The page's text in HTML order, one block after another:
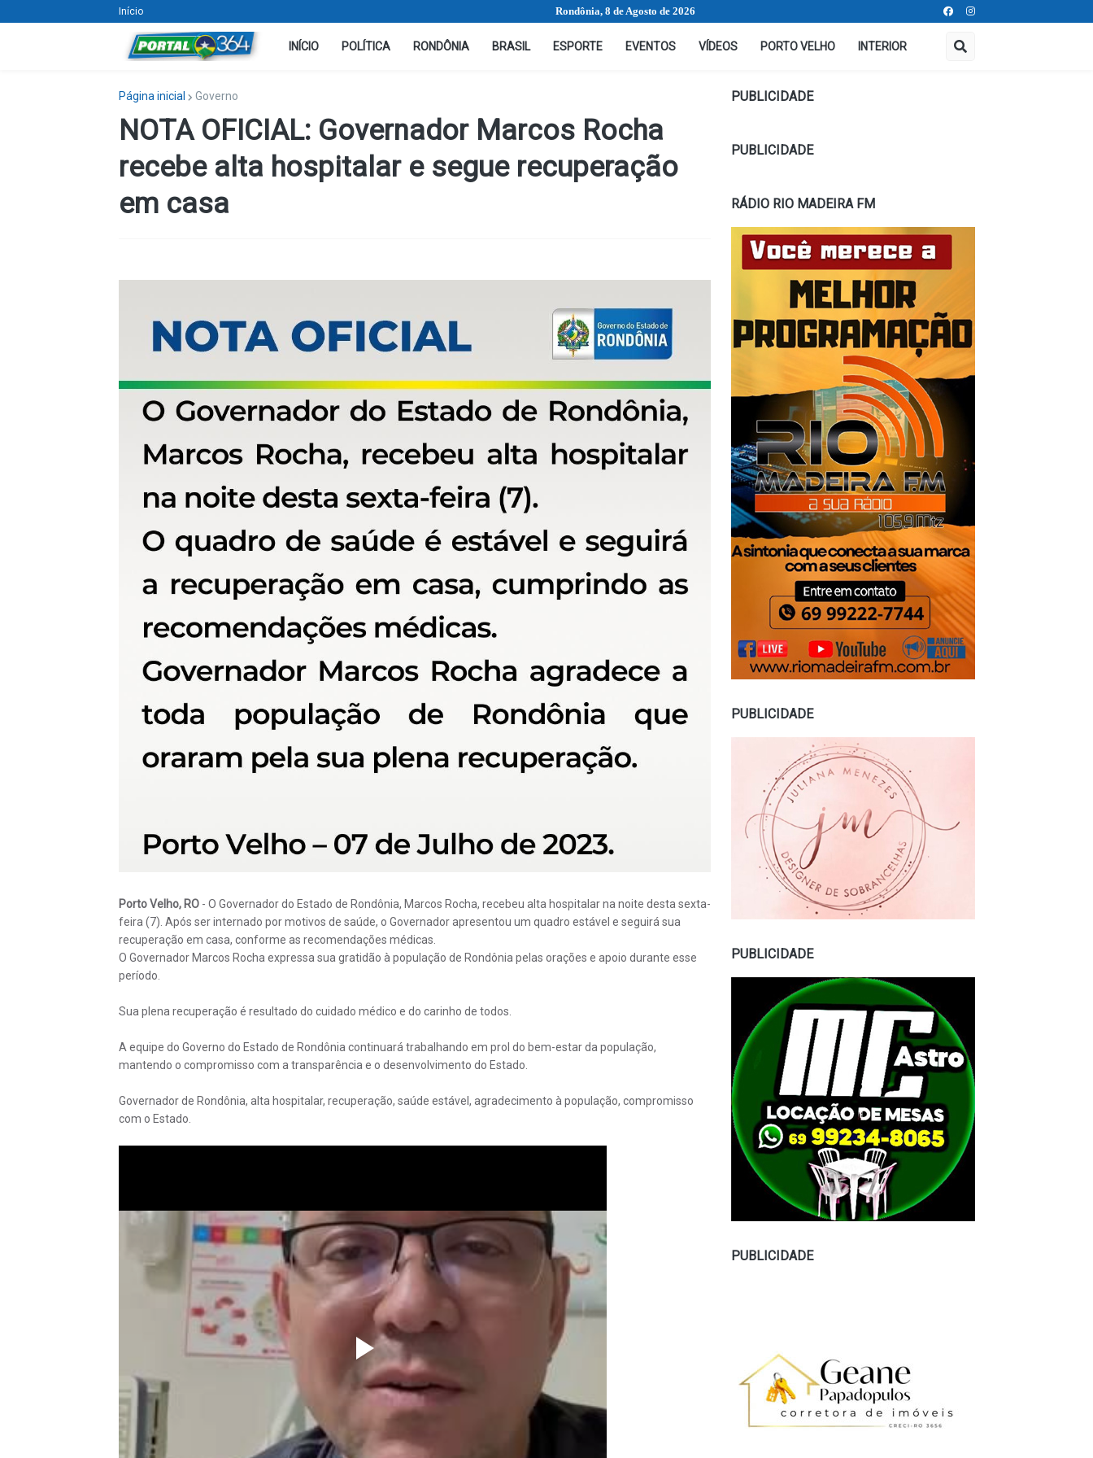
Início Rondônia, 8 de Agosto de 2026
INÍCIO POLÍTICA RONDÔNIA BRASIL ESPORTE EVENTOS VÍDEOS PORTO VELHO INTERIOR
Página inicial Governo
NOTA OFICIAL: Governador Marcos Rocha
recebe alta hospitalar e segue recuperação
em casa
Porto Velho, RO - O Governador do Estado de Rondônia, Marcos Rocha, recebeu alta hospitalar na noite desta sexta-
feira (7). Após ser internado por motivos de saúde, o Governador apresentou um quadro estável e seguirá sua
recuperação em casa, conforme as recomendações médicas.
O Governador Marcos Rocha expressa sua gratidão à população de Rondônia pelas orações e apoio durante esse
período.
Sua plena recuperação é resultado do cuidado médico e do carinho de todos.
A equipe do Governo do Estado de Rondônia continuará trabalhando em prol do bem-estar da população,
mantendo o compromisso com a transparência e o desenvolvimento do Estado.
Governador de Rondônia, alta hospitalar, recuperação, saúde estável, agradecimento à população, compromisso
com o Estado.
PUBLICIDADE
PUBLICIDADE
RÁDIO RIO MADEIRA FM
PUBLICIDADE
PUBLICIDADE
PUBLICIDADE